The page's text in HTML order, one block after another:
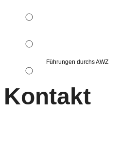
Führungen durchs AWZ
Kontakt